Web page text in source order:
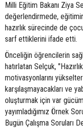
Milli Eğitim Bakanı Ziya
değerlendirmede,
hazırlık sürecinde de
sarf ettiklerini ifade etti.
Önceliğin öğrencilerin
hatırlatan Selçuk,
motivasyonlarını
karşılaşmayacakları ve
oluşturmak için var
yayımladığımız Örnek
Bugün Çalışma Soruları